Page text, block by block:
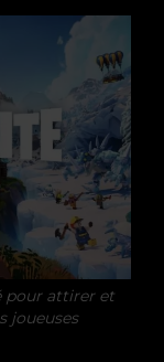
pour attirer et
joueuses